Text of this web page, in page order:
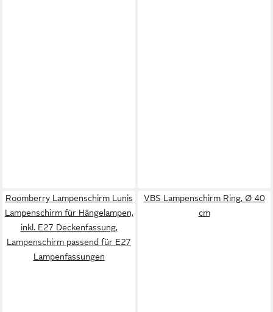
Roomberry Lampenschirm Lunis
Lampenschirm für Hängelampen,
inkl. E27 Deckenfassung,
Lampenschirm passend für E27
Lampenfassungen
VBS Lampenschirm Ring, Ø 40
cm